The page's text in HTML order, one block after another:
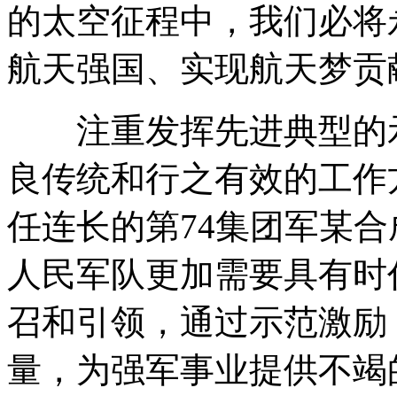
的太空征程中，我们必
航天强国、实现航天梦贡
注重发挥先进典型的
良传统和行之有效的工
任连长的第74集团军某
人民军队更加需要具有
召和引领，通过示范激
量，为强军事业提供不